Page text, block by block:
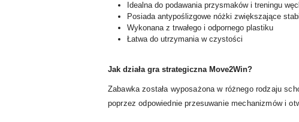
Idealna do podawania przysmaków i treningu
Posiada antypoślizgowe nóżki zwiększające
Wykonana z trwałego i odpornego plastiku
Łatwa do utrzymania w czystości
Jak działa gra strategiczna Move2Win?
Zabawka została wyposażona w różnego rodzaju
poprzez odpowiednie przesuwanie mechanizmów i